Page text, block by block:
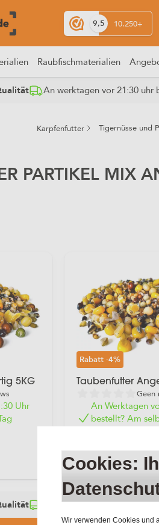
9,5 10.250+
Raubfischmaterialien
An werktagen vor 21:30 uhr
Karpfenfutter Tigernüsse und
PARTIKEL MIX
5KG
Uhr
Rabatt-4%
Taubenfutter
Geen
An Werktagen
bestellt? Am
versandt!
inkl. MwSt
An werktagen vor 21:30
Cookies:
Wir verwenden Cookies und